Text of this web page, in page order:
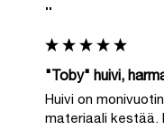
""
"Toby" huivi,
Huivi on
materiaali kestää.